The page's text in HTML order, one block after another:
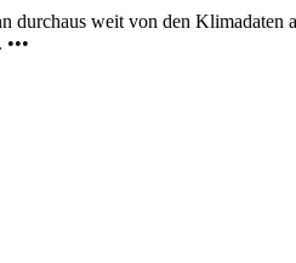
durchaus weit von den